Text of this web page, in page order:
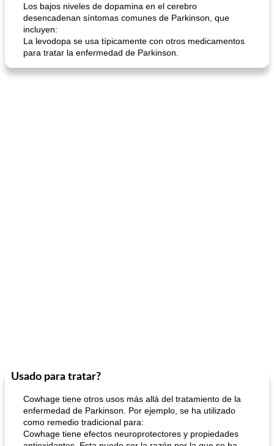
Los bajos niveles de dopamina en el cerebro
desencadenan síntomas comunes de Parkinson, que
incluyen:
La levodopa se usa típicamente con otros medicamentos
para tratar la enfermedad de Parkinson.
Usado para tratar?
Cowhage tiene otros usos más allá del tratamiento de la
enfermedad de Parkinson. Por ejemplo, se ha utilizado
como remedio tradicional para:
Cowhage tiene efectos neuroprotectores y propiedades